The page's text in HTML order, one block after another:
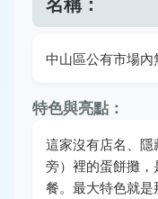
中山區公有市場
特色與亮點：
這家沒有店名、
旁）裡的蛋餅攤
餐。最大特色就